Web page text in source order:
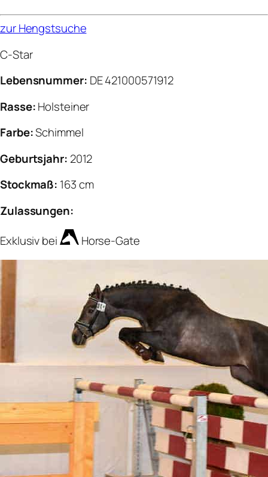
zur Hengstsuche
C-Star
Lebensnummer: DE 421000571912
Rasse:Holsteiner
Farbe:Schimmel
Geburtsjahr: 2012
Stockmaß: 163 cm
Zulassungen:
Exklusiv bei
Horse-Gate